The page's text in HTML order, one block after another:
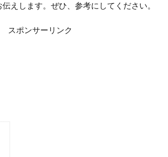
えします。ぜひ、参考にしてください。
スポンサーリンク